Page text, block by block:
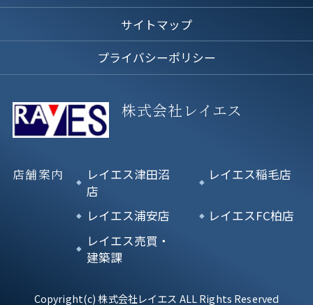
サイトマップ
プライバシーポリシー
株式会社レイエス
店舗案内
レイエス津田沼
店
レイエス稲毛店
レイエス浦安店
レイエスFC柏店
レイエス売買・
建築課
Copyright(c) 株式会社レイエス ALL Rights Reserved